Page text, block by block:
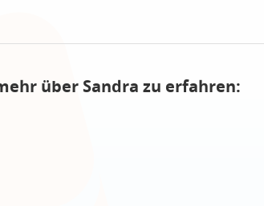
über Sandra zu erfahren: